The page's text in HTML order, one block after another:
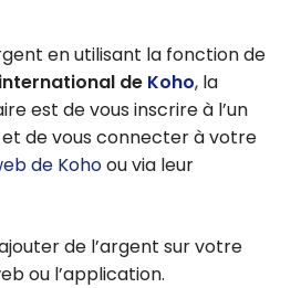
en utilisant la fonction de
de Koho, la
est de vous inscrire à l’un
de vous connecter à votre
de Kohoou via leur
de l’argent sur votre
ou l’application.